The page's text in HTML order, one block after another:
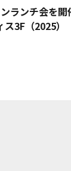
ランチ会を開
3F（2025）